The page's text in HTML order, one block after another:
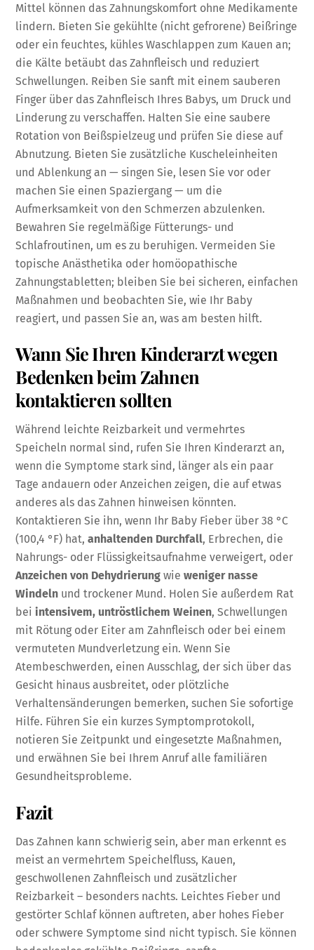
Mittel können das Zahnungskomfort ohne Medikamente
lindern. Bieten Sie gekühlte (nicht gefrorene) Beißringe
oder ein feuchtes, kühles Waschlappen zum Kauen an;
die Kälte betäubt das Zahnfleisch und reduziert
Schwellungen. Reiben Sie sanft mit einem sauberen
Finger über das Zahnfleisch Ihres Babys, um Druck und
Linderung zu verschaffen. Halten Sie eine saubere
Rotation von Beißspielzeug und prüfen Sie diese auf
Abnutzung. Bieten Sie zusätzliche Kuscheleinheiten
und Ablenkung an — singen Sie, lesen Sie vor oder
machen Sie einen Spaziergang — um die
Aufmerksamkeit von den Schmerzen abzulenken.
Bewahren Sie regelmäßige Fütterungs- und
Schlafroutinen, um es zu beruhigen. Vermeiden Sie
topische Anästhetika oder homöopathische
Zahnungstabletten; bleiben Sie bei sicheren, einfachen
Maßnahmen und beobachten Sie, wie Ihr Baby
reagiert, und passen Sie an, was am besten hilft.
Wann Sie Ihren Kinderarzt wegen
Bedenken beim Zahnen
kontaktieren sollten
Während leichte Reizbarkeit und vermehrtes
Speicheln normal sind, rufen Sie Ihren Kinderarzt an,
wenn die Symptome stark sind, länger als ein paar
Tage andauern oder Anzeichen zeigen, die auf etwas
anderes als das Zahnen hinweisen könnten.
Kontaktieren Sie ihn, wenn Ihr Baby Fieber über 38 °C
(100,4 °F) hat,anhaltenden Durchfall, Erbrechen, die
Nahrungs- oder Flüssigkeitsaufnahme verweigert, oder
Anzeichen von Dehydrierung wieweniger nasse
Windeln und trockener Mund. Holen Sie außerdem Rat
beiintensivem, untröstlichem Weinen, Schwellungen
mit Rötung oder Eiter am Zahnfleisch oder bei einem
vermuteten Mundverletzung ein. Wenn Sie
Atembeschwerden, einen Ausschlag, der sich über das
Gesicht hinaus ausbreitet, oder plötzliche
Verhaltensänderungen bemerken, suchen Sie sofortige
Hilfe. Führen Sie ein kurzes Symptomprotokoll,
notieren Sie Zeitpunkt und eingesetzte Maßnahmen,
und erwähnen Sie bei Ihrem Anruf alle familiären
Gesundheitsprobleme.
Fazit
Das Zahnen kann schwierig sein, aber man erkennt es
meist an vermehrtem Speichelfluss, Kauen,
geschwollenen Zahnfleisch und zusätzlicher
Reizbarkeit – besonders nachts. Leichtes Fieber und
gestörter Schlaf können auftreten, aber hohes Fieber
oder schwere Symptome sind nicht typisch. Sie können